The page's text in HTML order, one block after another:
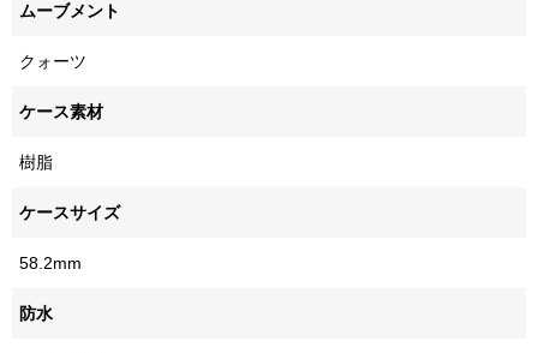
ムーブメント
クォーツ
ケース素材
樹脂
ケースサイズ
58.2mm
防水